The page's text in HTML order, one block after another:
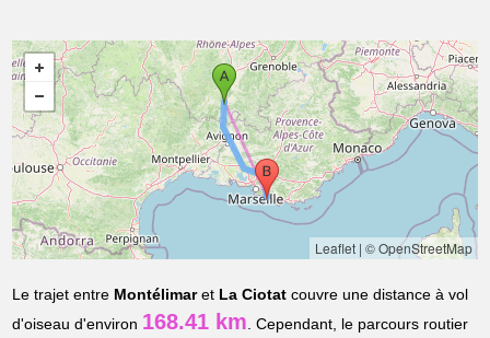
Leaflet| © OpenStreetMap
Le trajet entre Montélimaret La Ciotat couvre une distance à vol
d'oiseau d'environ 168.41 km. Cependant, le parcours routier